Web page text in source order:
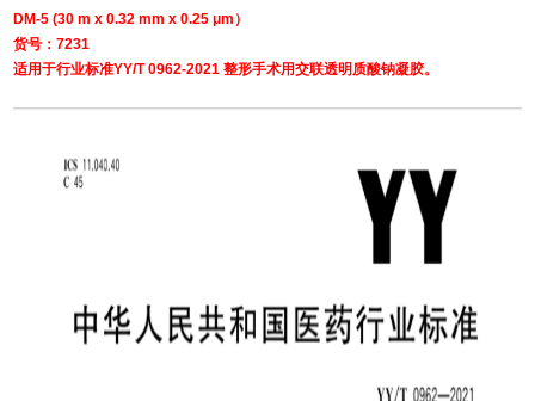
DM-5 (30 m x 0.32 mm x 0.25 μm）
货号：7231
适用于行业标准YY/T 0962-2021 整形手术用交联透明质酸钠凝胶。